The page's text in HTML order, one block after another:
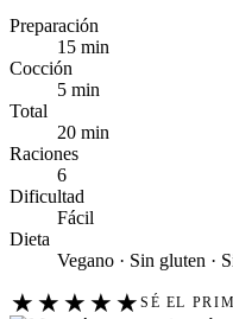
Preparación
15 min
Cocción
5 min
Total
20 min
Raciones
6
Dificultad
Fácil
Dieta
Vegano · Sin gluten ·
★ ★ ★ ★ ★ SÉ EL